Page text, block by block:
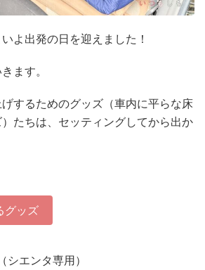
よ出発の日を迎えました！
ます。
げするためのグッズ（車内に平らな床
たちは、セッティングしてから出か
グッズ
シエンタ専用）